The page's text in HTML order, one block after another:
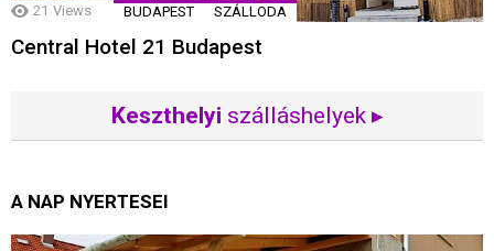
21 Views BUDAPEST SZÁLLODA
Central Hotel 21 Budapest
Keszthelyi szálláshelyek ▸
A NAP NYERTESEI